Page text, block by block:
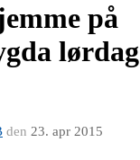
på
lørdag
den 23. apr 2015